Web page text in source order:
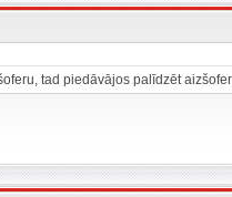
tad piedāvājos palīdzēt